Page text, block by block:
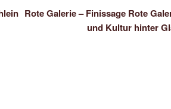
Rote Galerie – Finissage Rote
und Kultur hinter